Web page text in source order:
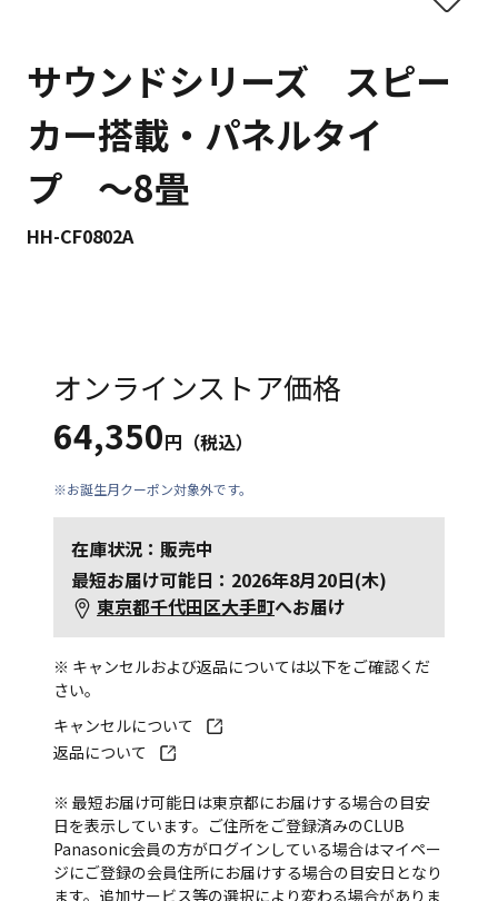
サウンドシリーズ スピー
カー搭載・パネルタイ
プ 〜8畳
HH-CF0802A
オンラインストア価格
64,350円（税込）
※お誕生月クーポン対象外です。
在庫状況：販売中
最短お届け可能日：2026年8月20日(木)
東京都千代田区大手町へお届け
※ キャンセルおよび返品については以下をご確認くだ
さい。
キャンセルについて
返品について
※ 最短お届け可能日は東京都にお届けする場合の目安
日を表示しています。ご住所をご登録済みのCLUB
Panasonic会員の方がログインしている場合はマイペー
ジにご登録の会員住所にお届けする場合の目安日となり
ます。追加サービス等の選択により変わる場合がありま